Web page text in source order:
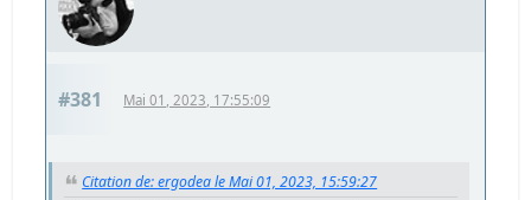
#381 Mai 01, 2023, 17:55:09
Citation de: ergodea le Mai 01, 2023, 15:59:27